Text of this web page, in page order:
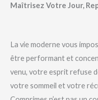
Maîtrisez Votre Jour,
La vie moderne vous
être performant et
venu, votre esprit refuse
votre sommeil et votre